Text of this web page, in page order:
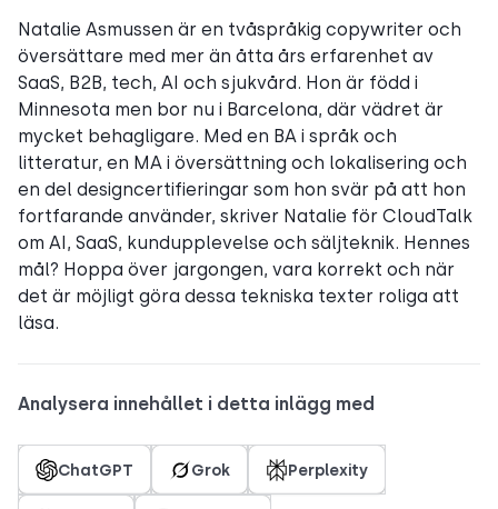
Natalie Asmussen är en tvåspråkig copywriter och
översättare med mer än åtta års erfarenhet av
SaaS, B2B, tech, AI och sjukvård. Hon är född i
Minnesota men bor nu i Barcelona, där vädret är
mycket behagligare. Med en BA i språk och
litteratur, en MA i översättning och lokalisering och
en del designcertifieringar som hon svär på att hon
fortfarande använder, skriver Natalie för CloudTalk
om AI, SaaS, kundupplevelse och säljteknik. Hennes
mål? Hoppa över jargongen, vara korrekt och när
det är möjligt göra dessa tekniska texter roliga att
läsa.
Analysera innehållet i detta inlägg med
ChatGPT Grok Perplexity